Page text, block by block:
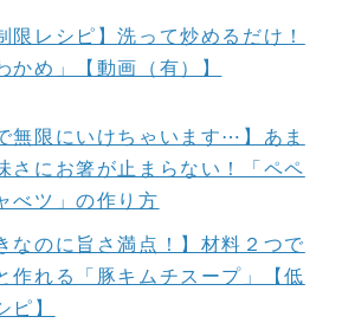
限レシピ】洗って炒めるだけ！
かめ」【動画（有）】
無限にいけちゃいます⋯】あま
さにお箸が止まらない！「ペペ
べツ」の作り方
なのに旨さ満点！】材料２つで
作れる「豚キムチスープ」【低
】